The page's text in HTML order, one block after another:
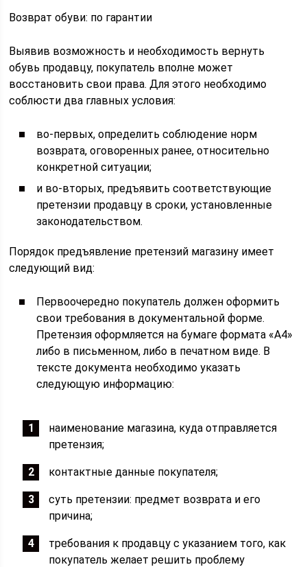
Возврат обуви: по гарантии
Выявив возможность и необходимость вернуть
обувь продавцу, покупатель вполне может
восстановить свои права. Для этого необходимо
соблюсти два главных условия:
во-первых, определить соблюдение норм
возврата, оговоренных ранее, относительно
конкретной ситуации;
и во-вторых, предъявить соответствующие
претензии продавцу в сроки, установленные
законодательством.
Порядок предъявление претензий магазину имеет
следующий вид:
Первоочередно покупатель должен оформить
свои требования в документальной форме.
Претензия оформляется на бумаге формата «А4»
либо в письменном, либо в печатном виде. В
тексте документа необходимо указать
следующую информацию:
наименование магазина, куда отправляется
претензия;
контактные данные покупателя;
суть претензии: предмет возврата и его
причина;
требования к продавцу с указанием того, как
покупатель желает решить проблему